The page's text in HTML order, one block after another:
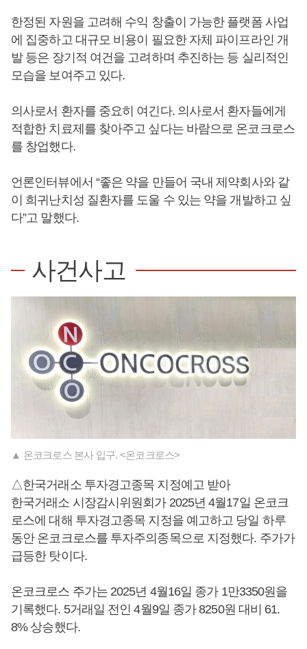
한정된 자원을 고려해 수익 창출이 가능한 플랫폼 사업
에 집중하고 대규모 비용이 필요한 자체 파이프라인 개
발 등은 장기적 여건을 고려하며 추진하는 등 실리적인
모습을 보여주고 있다.
의사로서 환자를 중요히 여긴다. 의사로서 환자들에게
적합한 치료제를 찾아주고 싶다는 바람으로 온코크로스
를 창업했다.
언론인터뷰에서 “좋은 약을 만들어 국내 제약회사와 같
이 희귀난치성 질환자를 도울 수 있는 약을 개발하고 싶
다”고 말했다.
사건사고
▲ 온코크로스 본사 입구. <온코크로스>
△한국거래소 투자경고종목 지정예고 받아
한국거래소 시장감시위원회가 2025년 4월17일 온코크
로스에 대해 투자경고종목 지정을 예고하고 당일 하루
동안 온코크로스를 투자주의종목으로 지정했다. 주가가
급등한 탓이다.
온코크로스 주가는 2025년 4월16일 종가 1만3350원을
기록했다. 5거래일 전인 4월9일 종가 8250원 대비 61.
8% 상승했다.